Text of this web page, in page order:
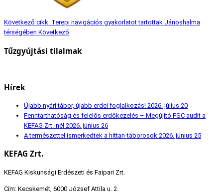
Következő cikk: Terepi navigációs gyakorlatot tartottak Jánoshalma
térségében Következő
Tűzgyújtási tilalmak
Hírek
Újabb nyári tábor, újabb erdei foglalkozás! 2026. július 20
Fenntarthatóság és felelős erdőkezelés – Megújító FSC audit a
KEFAG Zrt.-nél 2026. június 26
A természettel ismerkedtek a hittan-táborosok 2026. június 25
KEFAG Zrt.
KEFAG Kiskunsági Erdészeti és Faipari Zrt.
Cím: Kecskemét, 6000 József Attila u. 2.